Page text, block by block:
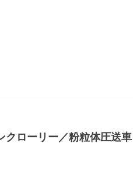
クローリー／粉粒体圧送